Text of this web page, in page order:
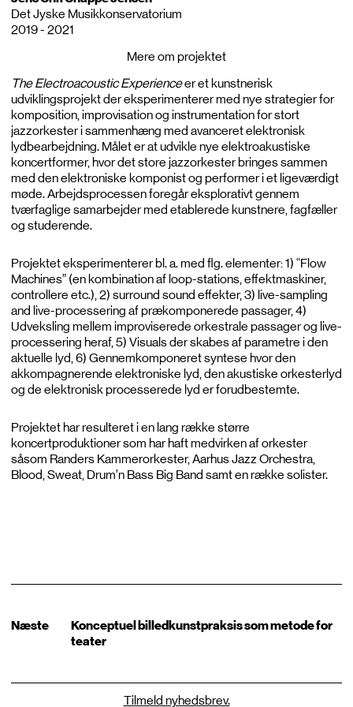
Mere om projektet
The Electroacoustic Experienceer et kunstnerisk
udviklingsprojekt der eksperimenterer med nye strategier for
komposition, improvisation og instrumentation for stort
jazzorkester i sammenhæng med avanceret elektronisk
lydbearbejdning. Målet er at udvikle nye elektroakustiske
koncertformer, hvor det store jazzorkester bringes sammen
med den elektroniske komponist og performer i et ligeværdigt
møde. Arbejdsprocessen foregår eksplorativt gennem
tværfaglige samarbejder med etablerede kunstnere, fagfæller
og studerende.
Projektet eksperimenterer bl. a. med flg. elementer: 1) “Flow
Machines” (en kombination af loop-stations, effektmaskiner,
controllere etc.), 2) surround sound effekter, 3) live-sampling
and live-processering af prækomponerede passager, 4)
Udveksling mellem improviserede orkestrale passager og live-
processering heraf, 5) Visuals der skabes af parametre i den
aktuelle lyd, 6) Gennemkomponeret syntese hvor den
akkompagnerende elektroniske lyd, den akustiske orkesterlyd
og de elektronisk processerede lyd er forudbestemte.
Projektet har resulteret i en lang række større
koncertproduktioner som har haft medvirken af orkester
såsom Randers Kammerorkester, Aarhus Jazz Orchestra,
Blood, Sweat, Drum’n Bass Big Band samt en række solister.
Det Jyske Musikkonservatorium
2019 - 2021
Næste
Konceptuel billedkunstpraksis som metode for
teater
Tilmeld nyhedsbrev.